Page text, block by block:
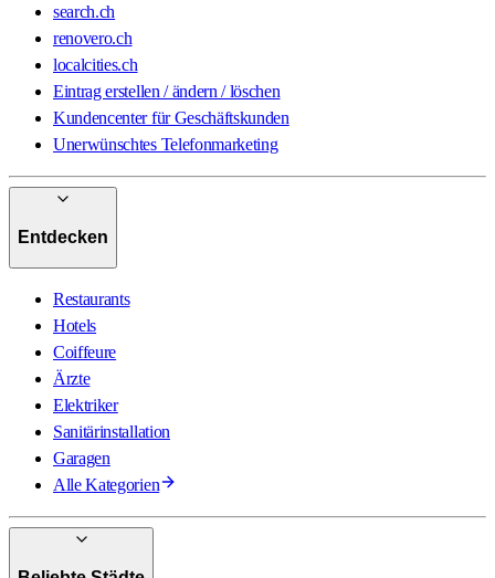
search.ch
renovero.ch
localcities.ch
Eintrag erstellen / ändern / löschen
Kundencenter für Geschäftskunden
Unerwünschtes Telefonmarketing
Entdecken
Restaurants
Hotels
Coiffeure
Ärzte
Elektriker
Sanitärinstallation
Garagen
Alle Kategorien